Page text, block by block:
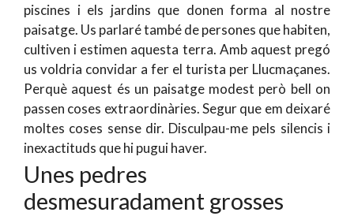
piscines i els jardins que donen forma al nostre
paisatge. Us parlaré també de persones que habiten,
cultiven i estimen aquesta terra. Amb aquest pregó
us voldria convidar a fer el turista per Llucmaçanes.
Perquè aquest és un paisatge modest però bell on
passen coses extraordinàries. Segur que em deixaré
moltes coses sense dir. Disculpau-me pels silencis i
inexactituds que hi pugui haver.
Unes pedres
desmesuradament grosses